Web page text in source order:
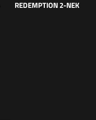
REDEMPTION 2-NEK